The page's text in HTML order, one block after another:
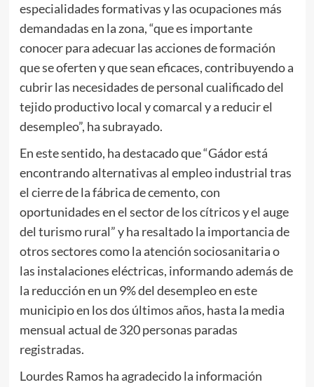
especialidades formativas y las ocupaciones más
demandadas en la zona, “que es importante
conocer para adecuar las acciones de formación
que se oferten y que sean eficaces, contribuyendo a
cubrir las necesidades de personal cualificado del
tejido productivo local y comarcal y a reducir el
desempleo”, ha subrayado.
En este sentido, ha destacado que “Gádor está
encontrando alternativas al empleo industrial tras
el cierre de la fábrica de cemento, con
oportunidades en el sector de los cítricos y el auge
del turismo rural” y ha resaltado la importancia de
otros sectores como la atención sociosanitaria o
las instalaciones eléctricas, informando además de
la reducción en un 9% del desempleo en este
municipio en los dos últimos años, hasta la media
mensual actual de 320 personas paradas
registradas.
Lourdes Ramos ha agradecido la información